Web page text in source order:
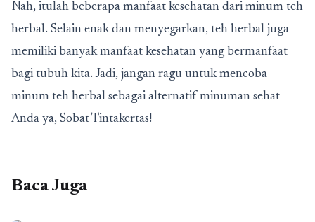
Nah, itulah beberapa manfaat kesehatan dari minum teh
herbal. Selain enak dan menyegarkan, teh herbal juga
memiliki banyak manfaat kesehatan yang bermanfaat
bagi tubuh kita. Jadi, jangan ragu untuk mencoba
minum teh herbal sebagai alternatif minuman sehat
Anda ya, Sobat Tintakertas!
Baca Juga